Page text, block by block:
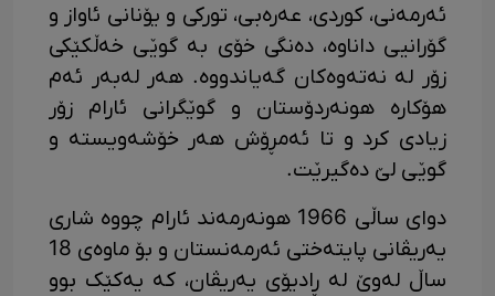
ئەرمەنی، کوردی، عەرەبی، تورکی و یۆنانی ئاواز و
گۆرانیی داناوە، دەنگی خۆی بە گوێی خەڵکێکی
زۆر لە نەتەوەکان گەیاندووە. هەر لەبەر ئەم
هۆکارە هونەردۆستان و گوێگرانی ئارام زۆر
زیادی کرد و تا ئەمڕۆش هەر خۆشەویستە و
گوێی لێ دەگیرێت.
دوای ساڵی 1966 هونەرمەند ئارام چووە شاری
یەریڤانی پایتەختی ئەرمەنستان و بۆ ماوەی 18
ساڵ لەوێ لە ڕادیۆی یەریڤان، کە یەکێک بوو